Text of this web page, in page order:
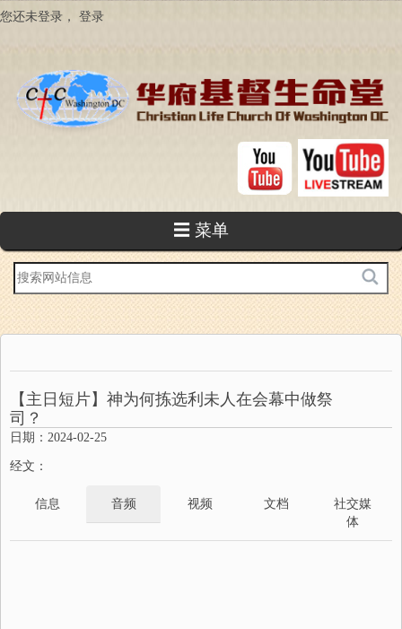
跳
您还未登录， 登录
☰ 菜单
站
内
搜
索
【主日短片】神为何拣选利未人在会幕中做祭
司？
日期：2024-02-25
经文：
信息 音频 视频 文档
社交媒
体